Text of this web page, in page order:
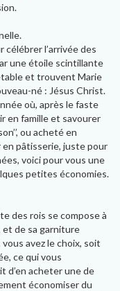
célébrer l’arrivée des
une étoile scintillante
et trouvent Marie
né : Jésus Christ.
où, après le faste
en famille et savourer
ou acheté en
pâtisserie, juste pour
voici pour vous une
petites économies.
des rois se compose à
et de sa garniture
avez le choix, soit
ce qui vous
d’en acheter une de
économiser du